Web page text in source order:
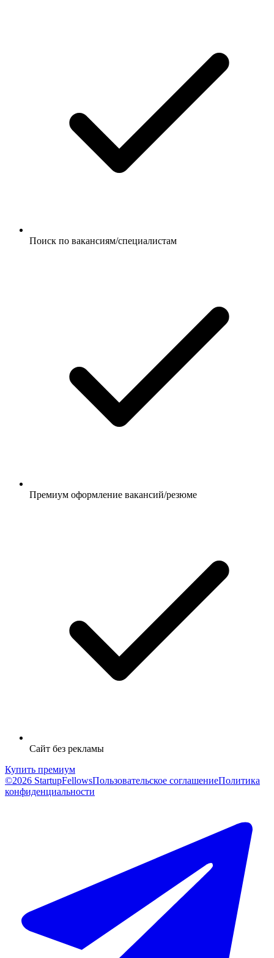
Поиск по вакансиям/специалистам
Премиум оформление вакансий/резюме
Сайт без рекламы
Купить премиум
©2026 StartupFellowsПользовательское соглашениеПолитика
конфиденциальности